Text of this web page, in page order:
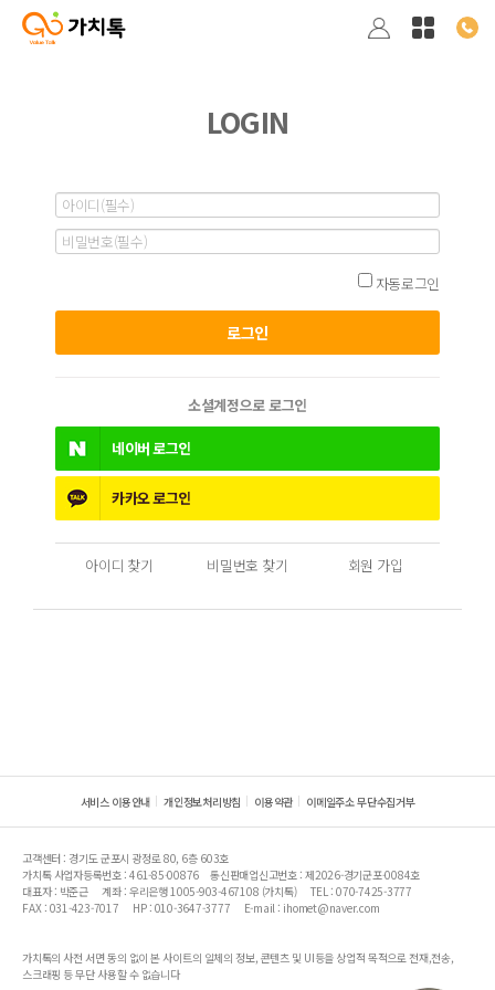
LOGIN
자동로그인
소셜계정으로 로그인
네이버로그인
카카오로그인
아이디 찾기 비밀번호 찾기 회원 가입
서비스 이용안내 개인정보처리방침 이용약관 이메일주소 무단수집거부
고객센터 : 경기도 군포시 광정로 80, 6층 603호
가치톡 사업자등록번호 : 461-85-00876
통신판매업신고번호 : 제2026-경기군포-0084호
대표자 : 박준근
계좌 : 우리은행 1005-903-467108 (가치톡)
TEL : 070-7425-3777
FAX : 031-423-7017
HP : 010-3647-3777 E-mail : ihomet@naver.com
가치톡의 사전 서면 동의 없이 본 사이트의 일체의 정보, 콘텐츠 및 UI등을 상업적 목적으로 전재,전송,
스크래핑 등 무단 사용할 수 없습니다